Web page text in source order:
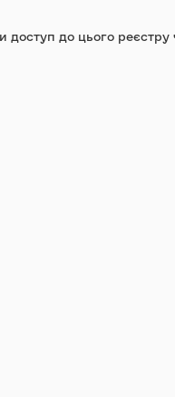
доступ до цього реєстру